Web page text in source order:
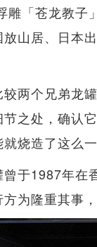
雕「苍龙教子
山居、日本
两个兄弟龙
之处，确认
烧造了这么一
于1987年在
为隆重其事